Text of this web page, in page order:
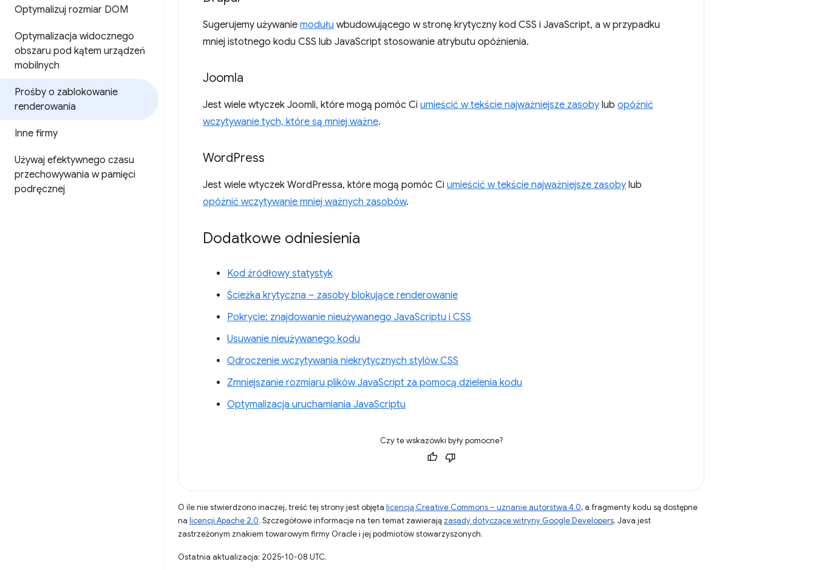
Optymalizuj rozmiar DOM
Optymalizacja widocznego
obszaru pod kątem urządzeń
mobilnych
Prośby o zablokowanie
renderowania
Inne firmy
Używaj efektywnego czasu
przechowywania w pamięci
podręcznej
Sugerujemy używanie modułu wbudowującego w stronę krytyczny kod CSS i JavaScript, a w przypadku
mniej istotnego kodu CSS lub JavaScript stosowanie atrybutu opóźnienia.
Joomla
Jest wiele wtyczek Joomli, które mogą pomóc Ci umieścić w tekście najważniejsze zasoby lub opóźnić
wczytywanie tych, które są mniej ważne.
WordPress
Jest wiele wtyczek WordPressa, które mogą pomóc Ci umieścić w tekście najważniejsze zasoby lub
opóźnić wczytywanie mniej ważnych zasobów.
Dodatkowe odniesienia
Kod źródłowy statystyk
Ścieżka krytyczna – zasoby blokujące renderowanie
Pokrycie: znajdowanie nieużywanego JavaScriptu i CSS
Usuwanie nieużywanego kodu
Odroczenie wczytywania niekrytycznych stylów CSS
Zmniejszanie rozmiaru plików JavaScript za pomocą dzielenia kodu
Optymalizacja uruchamiania JavaScriptu
Czy te wskazówki były pomocne?
O ile nie stwierdzono inaczej, treść tej strony jest objęta licencją Creative Commons – uznanie autorstwa 4.0, a fragmenty kodu są dostępne
na licencji Apache 2.0. Szczegółowe informacje na ten temat zawierają zasady dotyczące witryny Google Developers. Java jest
zastrzeżonym znakiem towarowym firmy Oracle i jej podmiotów stowarzyszonych.
Ostatnia aktualizacja: 2025-10-08 UTC.